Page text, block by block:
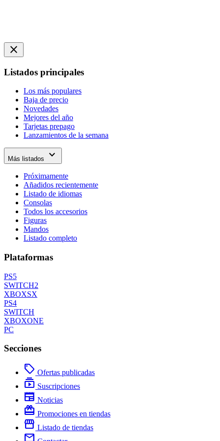
close
Listados principales
Los más populares
Baja de precio
Novedades
Mejores del año
Tarjetas prepago
Lanzamientos de la semana
Más listados expand_more
Próximamente
Añadidos recientemente
Listado de idiomas
Consolas
Todos los accesorios
Figuras
Mandos
Listado completo
Plataformas
PS5
SWITCH2
XBOXSX
PS4
SWITCH
XBOXONE
PC
Secciones
local_offer Ofertas publicadas
subscriptions Suscripciones
newspaper Noticias
redeem Promociones en tiendas
storefront Listado de tiendas
mail